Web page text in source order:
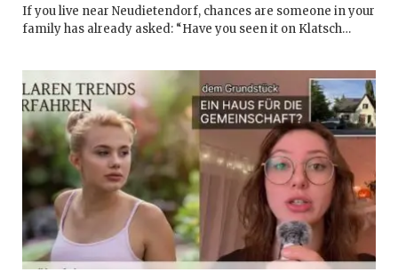
If you live near Neudietendorf, chances are someone in your
family has already asked: “Have you seen it on Klatsch…